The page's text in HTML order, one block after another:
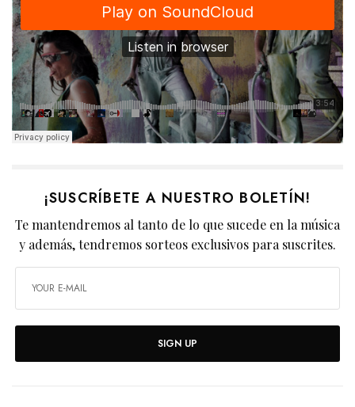
¡SUSCRÍBETE A NUESTRO BOLETÍN!
Te mantendremos al tanto de lo que sucede en la música
y además, tendremos sorteos exclusivos para suscrites.
SIGN UP